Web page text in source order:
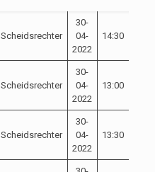
Scheidsrechter
30-
04-
2022
14:30
Scheidsrechter
30-
04-
2022
13:00
Scheidsrechter
30-
04-
2022
13:30